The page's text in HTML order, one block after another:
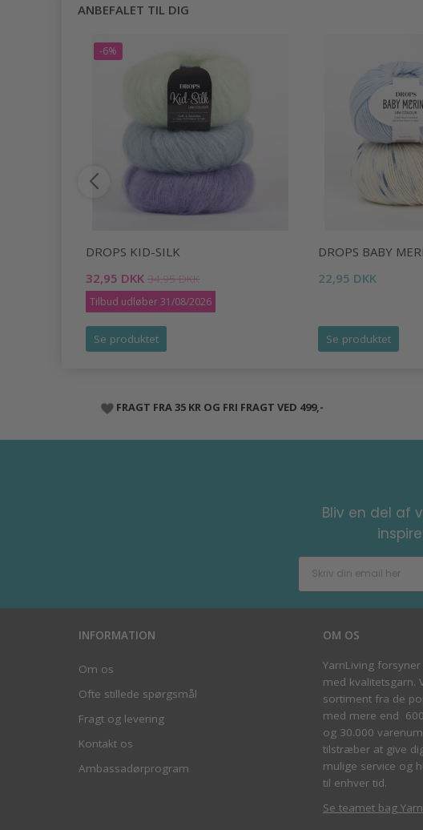
ANBEFALET TIL DIG
-6%
DROPS KID-SILK
32,95 DKK 34,95 DKK
Tilbud udløber 31/08/2026
Se produktet
DROPS BABY
22,95 DKK
Se produktet
FRAGT FRA 35 KR OG FRI FRAGT VED 499,-
Bliv en del af
INFORMATION
Om os
Ofte stillede spørgsmål
Fragt og levering
Kontakt os
Ambassadørprogram
OM OS
YarnLiving
med kvalitetsgarn.
sortiment fra de
med mere end
og 30.000
tilstræber at give
mulige service og
til enhver tid.
Se teamet bag